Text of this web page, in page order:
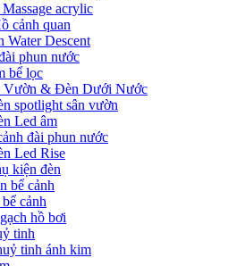
acrylic
cảnh quan
Water Descent
phun nước
bể lọc
Vườn & Đèn Dưới Nước
spotlight sân vườn
Led âm
đài phun nước
Led Rise
kiện đèn
bể cảnh
cảnh
hồ bơi
tinh
tinh ánh kim